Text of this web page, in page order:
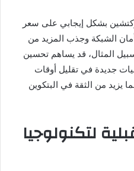
بشكل إيجابي على سعر
الشبكة وجذب المزيد من
المثال، قد يساهم تحسين
جديدة في تقليل أوقات
يزيد من الثقة في البتكوين
لتكنولوجيا